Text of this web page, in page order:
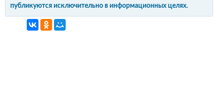
публикуются исключительно в информационных целях.